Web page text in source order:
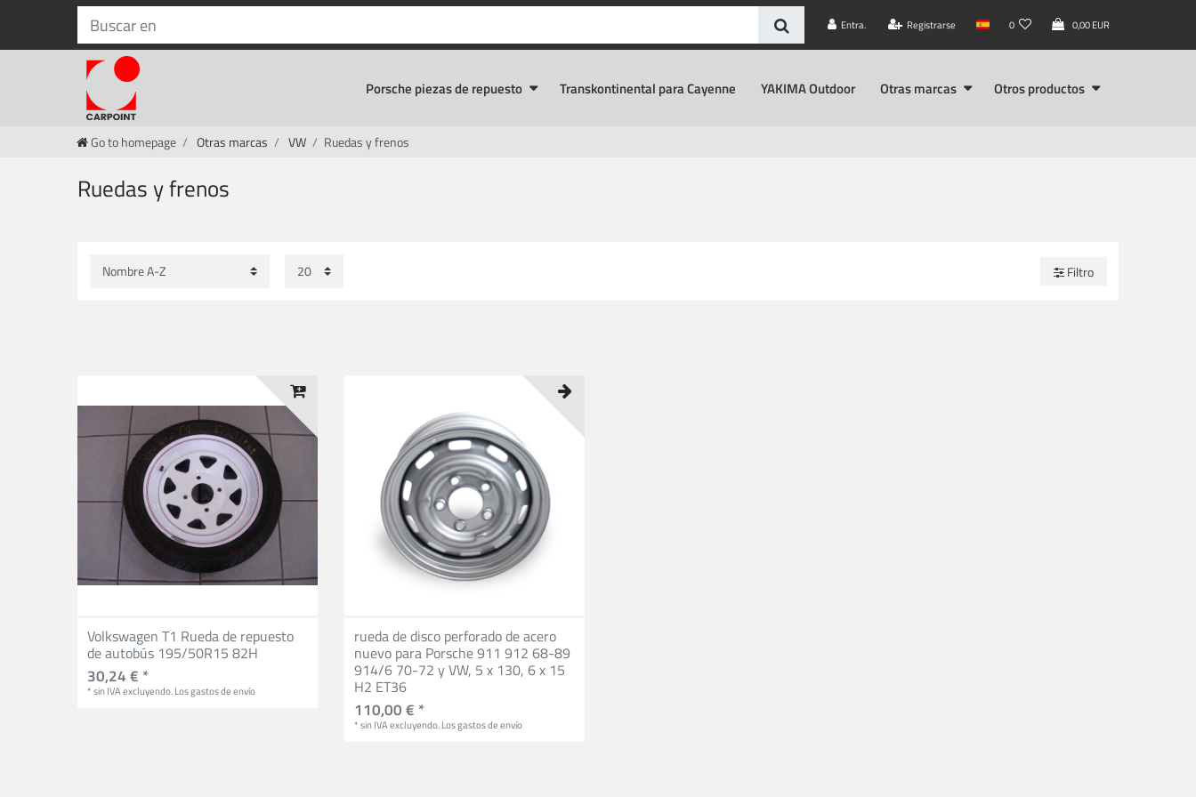
Entra. Registrarse 0 0,00 EUR
Porsche piezas de repuesto Transkontinental para Cayenne YAKIMA Outdoor Otras marcas Otros productos
Go to homepage Otras marcas VW Ruedas y frenos
Ruedas y frenos
Filtro
Volkswagen T1 Rueda de repuesto
de autobús 195/50R15 82H
30,24 € *
*sin IVAexcluyendo.Los gastos de envío
rueda de disco perforado de acero
nuevo para Porsche 911 912 68-89
914/6 70-72 y VW, 5 x 130, 6 x 15
H2 ET36
110,00 € *
*sin IVAexcluyendo.Los gastos de envío